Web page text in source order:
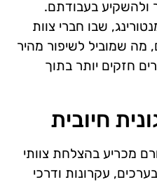
ולהשקיע בעבודתם.
שבו חברי צוות
מה שמוביל לשיפור מהיר
חזקים יותר בתוך
חיובית
מכריע בהצלחת צוותי
עקרונות ודרכי